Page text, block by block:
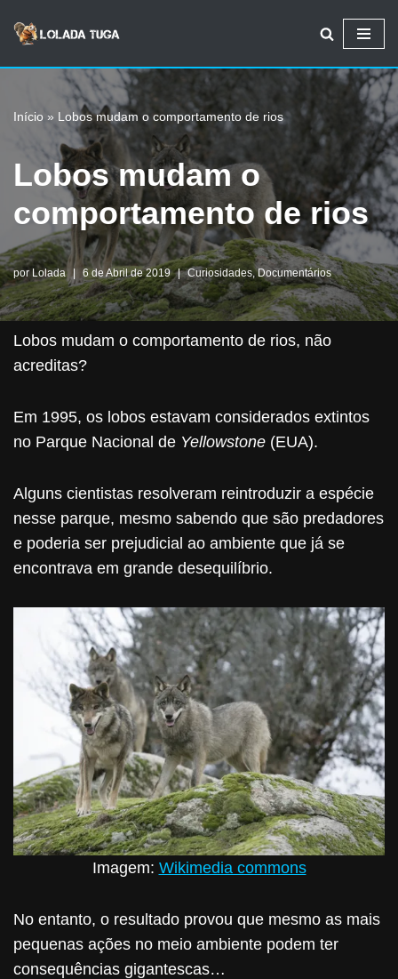
Avançar
conteúdo
Início » Lobos mudam o comportamento de rios
Lobos mudam o
comportamento de rios
por Lolada 6 de Abril de 2019 Curiosidades,Documentários
Lobos mudam o comportamento de rios, não
acreditas?
Em 1995, os lobos estavam considerados extintos
no Parque Nacional de Yellowstone (EUA).
Alguns cientistas resolveram reintroduzir a espécie
nesse parque, mesmo sabendo que são predadores
e poderia ser prejudicial ao ambiente que já se
encontrava em grande desequilíbrio.
Imagem: Wikimedia commons
No entanto, o resultado provou que mesmo as mais
pequenas ações no meio ambiente podem ter
consequências gigantescas…